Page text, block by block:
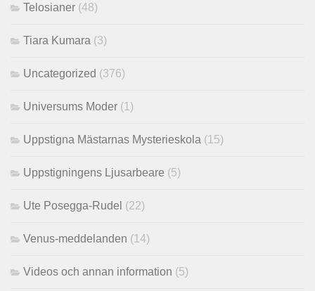
Telosianer (48)
Tiara Kumara (3)
Uncategorized (376)
Universums Moder (1)
Uppstigna Mästarnas Mysterieskola (15)
Uppstigningens Ljusarbeare (5)
Ute Posegga-Rudel (22)
Venus-meddelanden (14)
Videos och annan information (5)